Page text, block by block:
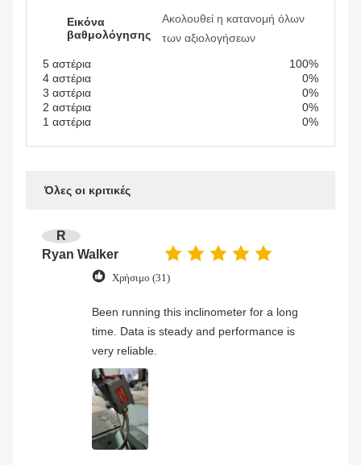
Εικόνα
βαθμολόγησης
Ακολουθεί η κατανομή όλων
των αξιολογήσεων
5 αστέρια
100%
4 αστέρια
0%
3 αστέρια
0%
2 αστέρια
0%
1 αστέρια
0%
Όλες οι κριτικές
R
Ryan Walker
Χρήσιμο (31)
Been running this inclinometer for a long
time. Data is steady and performance is
very reliable.